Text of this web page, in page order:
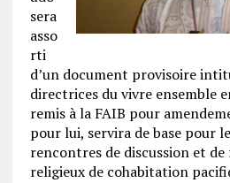
sera
asso
rti
d’un document provisoire
directrices du vivre ensemble
remis à la FAIB pour
pour lui, servira de base pour
rencontres de discussion et
religieux de cohabitation